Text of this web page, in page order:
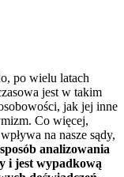
po wielu latach
jest w takim
jak jej inne
Co więcej,
na nasze sądy,
analizowania
i jest wypadkową